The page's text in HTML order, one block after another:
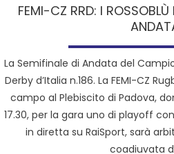
FEMI-CZ RRD: I ROSSOBLÙ
La Semifinale di Andata del
Derby d’Italia n.186. La FEMI-CZ
campo al Plebiscito di Padova,
17.30, per la gara uno di playoff
in diretta su RaiSport, sarà
coadiuvata